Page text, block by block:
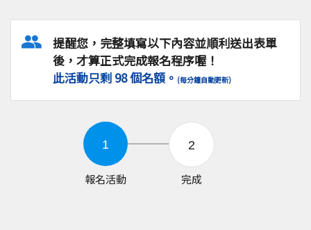
提醒您，完整填寫以下內容並順利送出表單
後，才算正式完成報名程序喔！
此活動只剩 98 個名額。 (每分鐘自動更新)
報名活動 完成